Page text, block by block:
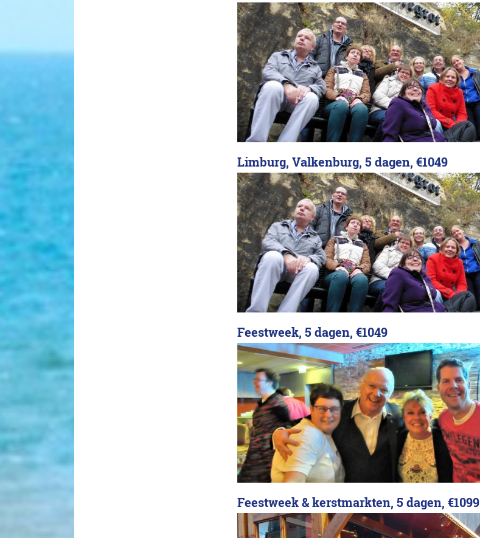
Limburg, Valkenburg, 5 dagen, €1049
Feestweek, 5 dagen, €1049
Feestweek & kerstmarkten, 5 dagen, €1099